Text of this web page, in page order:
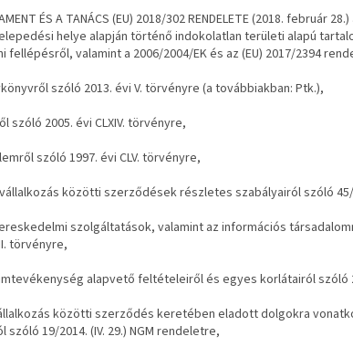
ÉS A TANÁCS (EU) 2018/302 RENDELETE (2018.
helye alapján történő indokolatlan területi alapú
fellépésről, valamint a 2006/2004/EK és az (EU) 2017/2394
szóló 2013. évi V. törvényre (a továbbiakban: Ptk.),
szóló 2005. évi CLXIV. törvényre,
szóló 1997. évi CLV. törvényre,
közötti szerződések részletes szabályairól szóló
szolgáltatások, valamint az információs
törvényre,
alapvető feltételeiről és egyes korlátairól szóló
közötti szerződés keretében eladott dolgokra
szóló 19/2014. (IV. 29.) NGM rendeletre,